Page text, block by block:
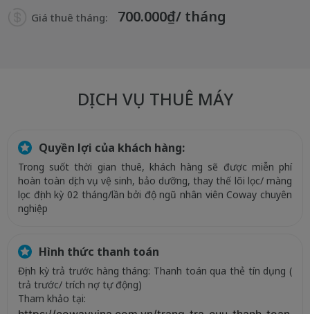
Giá thuê tháng: 700.000₫/ tháng
DỊCH VỤ THUÊ MÁY
Quyền lợi của khách hàng:
Trong suốt thời gian thuê, khách hàng sẽ được miễn phí
hoàn toàn dịch vụ vệ sinh, bảo dưỡng, thay thế lõi lọc/ màng
lọc định kỳ 02 tháng/lần bởi độ ngũ nhân viên Coway chuyên
nghiệp
Hình thức thanh toán
Định kỳ trả trước hàng tháng: Thanh toán qua thẻ tín dụng (
trả trước/ trích nợ tự động)
Tham khảo tại: